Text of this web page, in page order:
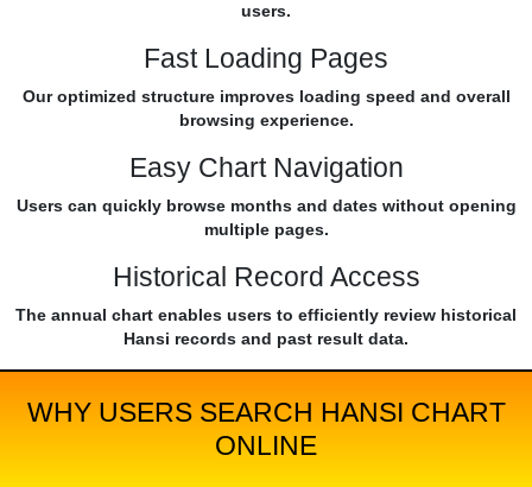
users.
Fast Loading Pages
Our optimized structure improves loading speed and overall
browsing experience.
Easy Chart Navigation
Users can quickly browse months and dates without opening
multiple pages.
Historical Record Access
The annual chart enables users to efficiently review historical
Hansi records and past result data.
WHY USERS SEARCH HANSI CHART
ONLINE